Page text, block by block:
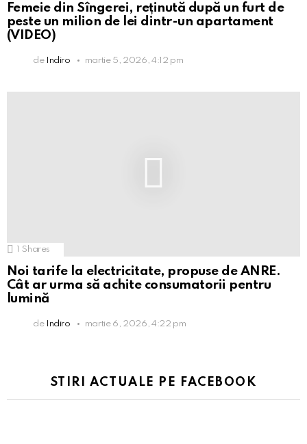
Femeie din Sîngerei, reținută după un furt de
peste un milion de lei dintr-un apartament
(VIDEO)
de Indiro martie 5, 2026, 4:12 pm
1 Shares
Noi tarife la electricitate, propuse de ANRE.
Cât ar urma să achite consumatorii pentru
lumină
de Indiro martie 6, 2026, 4:22 pm
STIRI ACTUALE PE FACEBOOK